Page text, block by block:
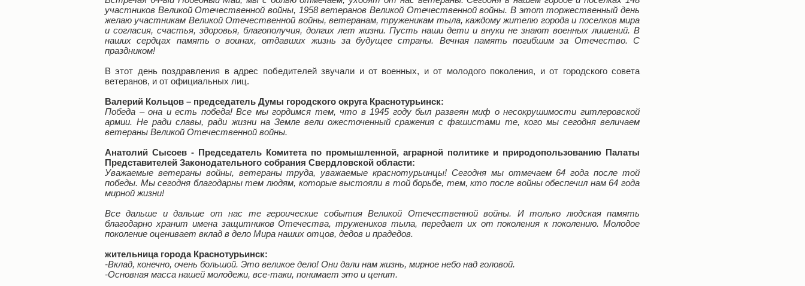
участников Великой Отечественной войны, 1958 ветеранов Великой Отечественной войны. В этот торжественный день
желаю участникам Великой Отечественной войны, ветеранам, труженикам тыла, каждому жителю города и поселков мира
и согласия, счастья, здоровья, благополучия, долгих лет жизни. Пусть наши дети и внуки не знают военных лишений. В
наших сердцах память о воинах, отдавших жизнь за будущее страны. Вечная память погибшим за Отечество. С
праздником!
В этот день поздравления в адрес победителей звучали и от военных, и от молодого поколения, и от городского совета
ветеранов, и от официальных лиц.
Валерий Кольцов – председатель Думы городского округа Краснотурьинск:
Победа – она и есть победа! Все мы гордимся тем, что в 1945 году был развеян миф о несокрушимости гитлеровской
армии. Не ради славы, ради жизни на Земле вели ожесточенный сражения с фашистами те, кого мы сегодня величаем
ветераны Великой Отечественной войны.
Анатолий Сысоев - Председатель Комитета по промышленной, аграрной политике и природопользованию Палаты
Представителей Законодательного собрания Свердловской области:
Уважаемые ветераны войны, ветераны труда, уважаемые краснотурьинцы! Сегодня мы отмечаем 64 года после той
победы. Мы сегодня благодарны тем людям, которые выстояли в той борьбе, тем, кто после войны обеспечил нам 64 года
мирной жизни!
Все дальше и дальше от нас те героические события Великой Отечественной войны. И только людская память
благодарно хранит имена защитников Отечества, тружеников тыла, передает их от поколения к поколению. Молодое
поколение оценивает вклад в дело Мира наших отцов, дедов и прадедов.
жительница города Краснотурьинск:
-Вклад, конечно, очень большой. Это великое дело! Они дали нам жизнь, мирное небо над головой.
-Основная масса нашей молодежи, все-таки, понимает это и ценит.